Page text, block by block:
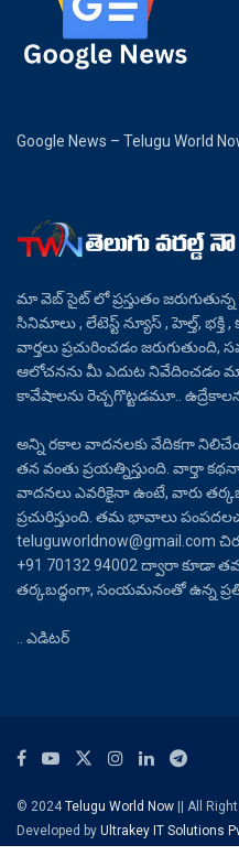
Google News – Telugu World
మా వెబ్ సైట్ లో ప్రస్తుతం
సినిమాలు , లేటెస్ట్ న్యూస్ , హెల్త్, భక్తి
వార్తలు ప్రచురించడం
ఆలోచనను మీ ఎదుట నివేదించడం
కావేషాలను రెచ్చగొట్టడమూ..
అన్ని రకాల వాదనలకు వేదికగా
తన వంతు ప్రయత్నిస్తుంది. వార్తా
వాదనలు ఎవరికైనా ఉంటే, వారు
ప్రచురిస్తుంది. తమ భావాలు
teluguworldnow@gmail.com
+91 70132 94002 ద్వారా
తర్కబద్ధంగా, సంయమనంతో ఉన్న
.. ఎడిటర్
© 2024Telugu World Now || All
Developed by Ultrakey IT Solutions